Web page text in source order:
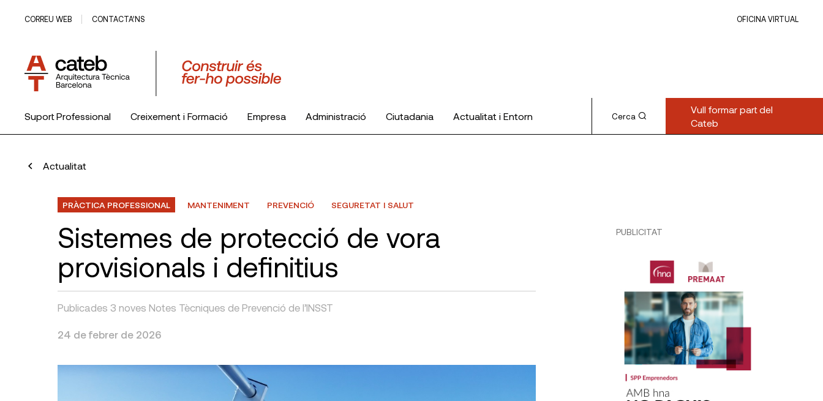
CORREU WEB CONTACTA’NS OFICINA VIRTUAL
Suport Professional Creixement i Formació Empresa Administració Ciutadania Actualitat i Entorn Cerca
Vull formar part del
Cateb
Actualitat
PRÀCTICA PROFESSIONAL MANTENIMENT PREVENCIÓ SEGURETAT I SALUT
Sistemes de protecció de vora
provisionals i definitius
Publicades 3 noves Notes Tècniques de Prevenció de l’INSST
24 de febrer de 2026
PUBLICITAT